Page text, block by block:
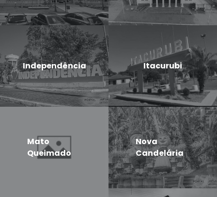
Independência Itacurubi
Mato
Queimado
Nova
Candelária